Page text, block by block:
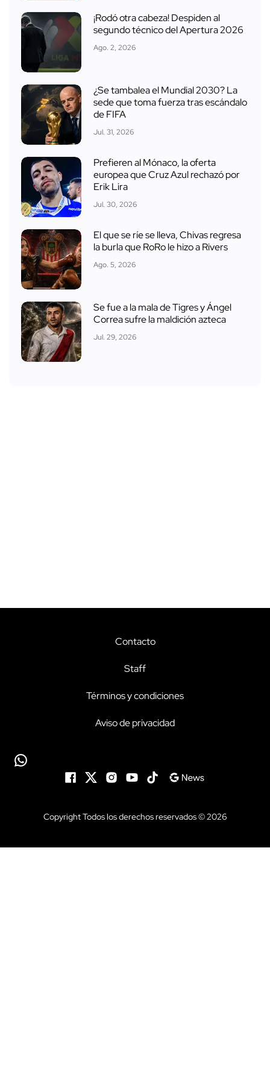
¡Rodó otra cabeza! Despiden al
segundo técnico del Apertura 2026
Ago. 2, 2026
¿Se tambalea el Mundial 2030? La
sede que toma fuerza tras escándalo
de FIFA
Jul. 31, 2026
Prefieren al Mónaco, la oferta
europea que Cruz Azul rechazó por
Erik Lira
Jul. 30, 2026
El que se ríe se lleva, Chivas regresa
la burla que RoRo le hizo a Rivers
Ago. 5, 2026
Se fue a la mala de Tigres y Ángel
Correa sufre la maldición azteca
Jul. 29, 2026
Contacto
Staff
Términos y condiciones
Aviso de privacidad
Copyright Todos los derechos reservados © 2026